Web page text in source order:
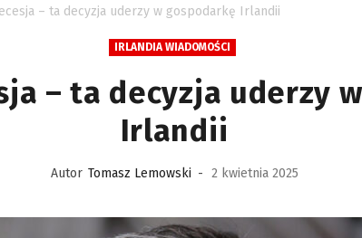
– ta decyzja uderzy w gospodarkę Irlandii
IRLANDIA WIADOMOŚCI
– ta decyzja uderzy
Irlandii
Autor Tomasz Lemowski - 2 kwietnia 2025